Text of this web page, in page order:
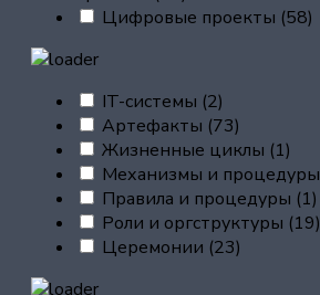
Цифровые проекты (58)
IT-системы (2)
Артефакты (73)
Жизненные циклы (1)
Механизмы и процедуры
Правила и процедуры (1)
Роли и оргструктуры (19)
Церемонии (23)